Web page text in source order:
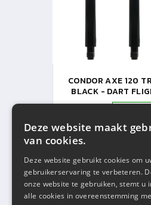
CONDOR AXE 120
BLACK - DART
Op
Deze website maakt
van cookies.
Deze website gebruikt cookies om
gebruikerservaring te verbeteren.
onze website te gebruiken, stemt u
alle cookies in overeenstemming